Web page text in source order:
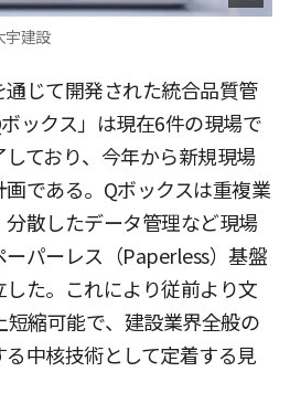
宇建設
じて開発された統合品質管
ックス」は現在6件の現場で
ており、今年から新規現場
である。Qボックスは重複業
散したデータ管理など現場
パーレス（Paperless）基盤
た。これにより従前より文
縮可能で、建設業界全般の
中核技術として定着する見